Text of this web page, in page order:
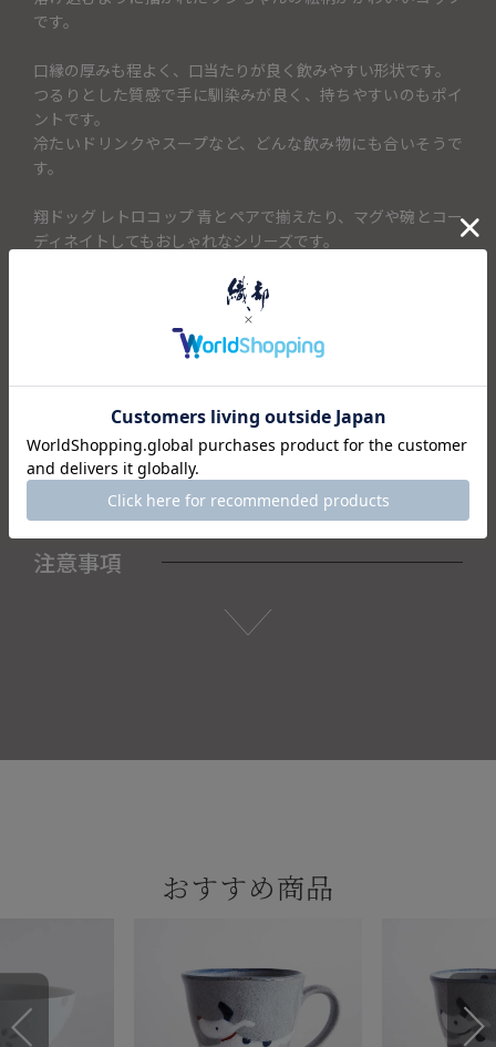
です。
口縁の厚みも程よく、口当たりが良く飲みやすい形状です。
つるりとした質感で手に馴染みが良く、持ちやすいのもポイ
ントです。
冷たいドリンクやスープなど、どんな飲み物にも合いそうで
す。
翔ドッグ レトロコップ 青とペアで揃えたり、マグや碗とコー
ディネイトしてもおしゃれなシリーズです。
仕様
注意事項
おすすめ商品